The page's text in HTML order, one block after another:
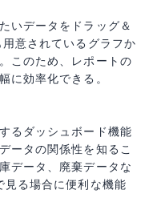
いデータをドラッグ＆
意されているグラフか
このため、レポートの
に効率化できる。
るダッシュボード機能
ータの関係性を知るこ
データ、廃棄データな
見る場合に便利な機能